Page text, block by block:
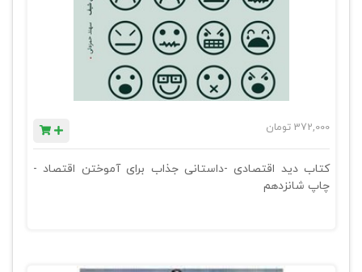
372,000 تومان
کتاب دید اقتصادی -داستانی جذاب برای آموختن اقتصاد -
چاپ شانزدهم